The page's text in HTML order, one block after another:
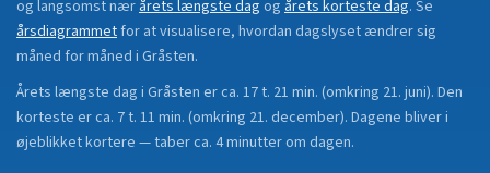
og langsomst nærårets længste dag og årets korteste dag. Se
årsdiagrammetfor at visualisere, hvordan dagslyset ændrer sig
måned for måned i Gråsten.
Årets længste dag i Gråsten er ca. 17 t. 21 min. (omkring 21. juni). Den
korteste er ca. 7 t. 11 min. (omkring 21. december). Dagene bliver i
øjeblikketkortere —taberca. 4minutterom dagen.